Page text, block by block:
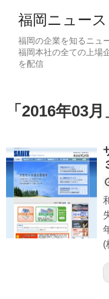
福岡ニュー
福岡の企業を知るニュ
福岡本社の全ての上場
を配信
「 2016年03月
(